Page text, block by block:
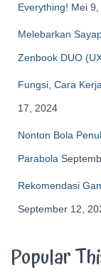
Everything! Mei
Melebarkan
Zenbook DUO
Fungsi, Cara
17, 2024
Nonton Bola
Parabola
Rekomendasi
September 12,
Popular